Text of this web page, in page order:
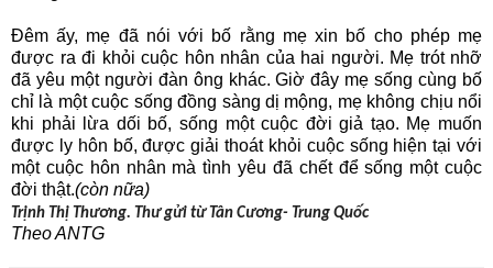
Đêm ấy, mẹ đã nói với bố rằng mẹ xin bố cho phép mẹ
được ra đi khỏi cuộc hôn nhân của hai người. Mẹ trót nhỡ
đã yêu một người đàn ông khác. Giờ đây mẹ sống cùng bố
chỉ là một cuộc sống đồng sàng dị mộng, mẹ không chịu nổi
khi phải lừa dối bố, sống một cuộc đời giả tạo. Mẹ muốn
được ly hôn bố, được giải thoát khỏi cuộc sống hiện tại với
một cuộc hôn nhân mà tình yêu đã chết để sống một cuộc
đời thật.(còn nữa)
Trịnh Thị Thương. Thư gửi từ Tân Cương- Trung Quốc
Theo ANTG